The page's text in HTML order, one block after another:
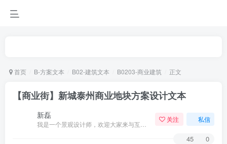
首页 B-方案文本 B02-建筑文本 B0203-商业建筑 正文
【商业街】新城泰州商业地块方案设计文本
新磊 关注 私信
45
0